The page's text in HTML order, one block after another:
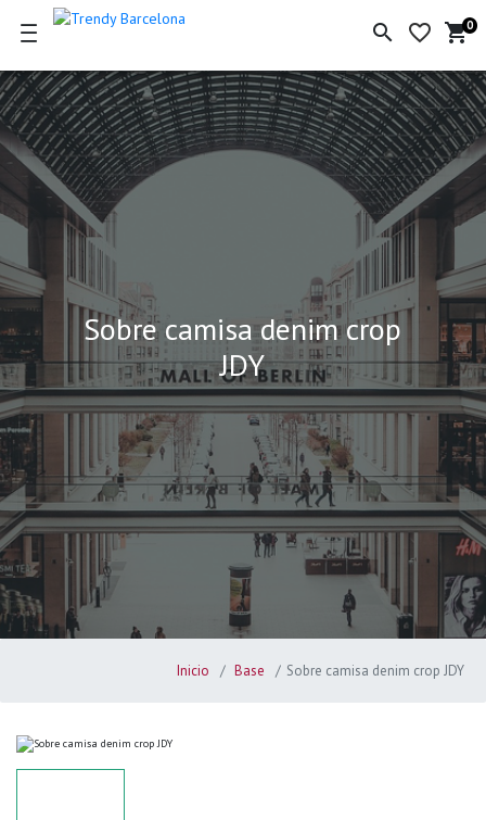
search favorite_border
la
0
shopping_cart
Sobre camisa denim crop
JDY
Inicio Base Sobre camisa denim crop JDY